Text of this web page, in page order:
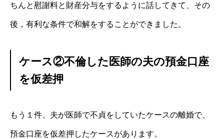
ちんと慰謝料と財産分与をするように話してきて、その
後，有利な条件で和解をすることができました。
ケース②不倫した医師の夫の預金口座
を仮差押
もう１件、夫が医師で不貞をしていたケースの離婚で、
預金口座を仮差押したケースがあります。